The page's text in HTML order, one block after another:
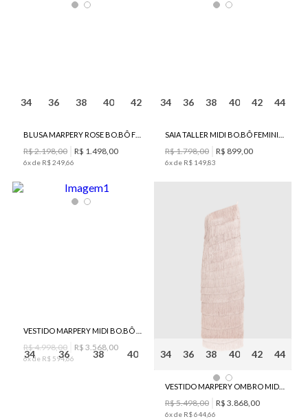
34 36 38 40 42
R$2.198,00 R$ 1 498 00
6x de R$24966
34 36 38 40 42 44
R$1.798,00 R$ 899 00
6x de R$ 14983
34 36 38 40
R$4.998,00 R$ 3.568,00
6x de R$ 594,66 34 36 38 40 42 44
R$5.498,00 R$ 3 868 00
6x de R$64466